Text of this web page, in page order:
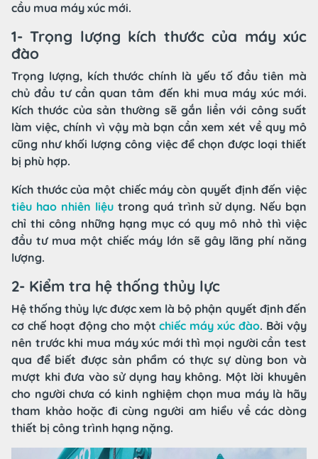
cầu mua máy xúc mới.
1- Trọng lượng kích thước của máy xúc
đào
Trọng lượng, kích thước chính là yếu tố đầu tiên mà
chủ đầu tư cần quan tâm đến khi mua máy xúc mới.
Kích thước của sản thường sẽ gắn liền với công suất
làm việc, chính vì vậy mà bạn cần xem xét về quy mô
cũng như khối lượng công việc để chọn được loại thiết
bị phù hợp.
Kích thước của một chiếc máy còn quyết định đến việc
tiêu hao nhiên liệu trong quá trình sử dụng. Nếu bạn
chỉ thi công những hạng mục có quy mô nhỏ thì việc
đầu tư mua một chiếc máy lớn sẽ gây lãng phí năng
lượng.
2- Kiểm tra hệ thống thủy lực
Hệ thống thủy lực được xem là bộ phận quyết định đến
cơ chế hoạt động cho mộtchiếc máy xúc đào. Bởi vậy
nên trước khi mua máy xúc mới thì mọi người cần test
qua để biết được sản phẩm có thực sự dùng bon và
mượt khi đưa vào sử dụng hay không. Một lời khuyên
cho người chưa có kinh nghiệm chọn mua máy là hãy
tham khảo hoặc đi cùng người am hiểu về các dòng
thiết bị công trình hạng nặng.